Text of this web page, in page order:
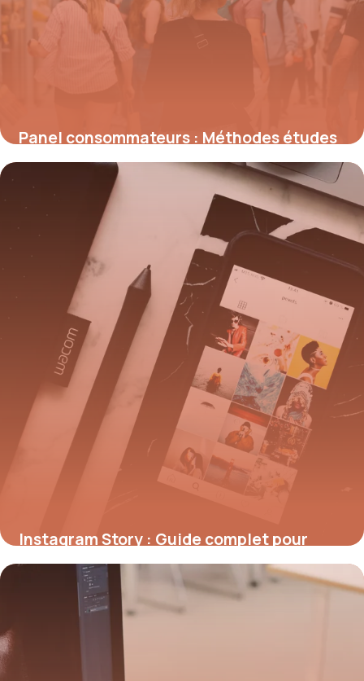
Panel consommateurs : Méthodes études
marché
24 mai 2026
Instagram Story : Guide complet pour
créer des stories
23 mai 2026